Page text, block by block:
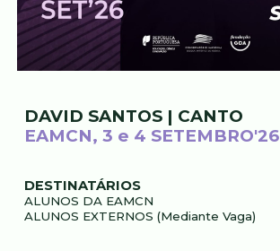
DAVID SANTOS | CANTO
EAMCN,3 e 4 SETEMBRO'26
DESTINATÁRIOS
ALUNOS DA EAMCN
ALUNOS EXTERNOS (Mediante Vaga)